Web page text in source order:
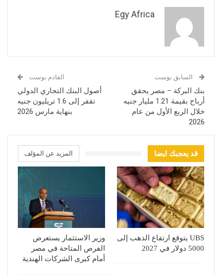
Egy Africa
السابق بوست
بنك البركة – مصر يحقق
أرباح بقيمة 1.21 مليار جنيه
خلال الربع الأول من عام
2026
القادم بوست
أصول البنك التجاري الدولي
تقفر إلى 1.6 تريليون جنيه
بنهاية مارس 2026
قد يعجبك ايضا المزيد عن المؤلف
UBS يتوقع ارتفاع الذهب إلى
5000 دولار في 2027
وزير الاستثمار يستعرض
الفرص المتاحة في مصر
أمام كبرى الشركات الهندية